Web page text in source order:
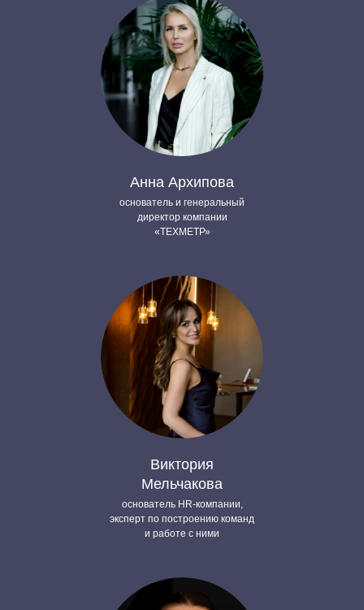
Анна Архипова
основатель и генеральный
директор компании
«ТЕХМЕТР»
Виктория
Мельчакова
основатель HR-компании,
эксперт по построению команд
и работе с ними